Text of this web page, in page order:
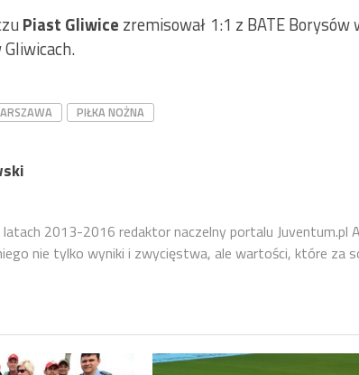
Piast Gliwice zremisował 1:1 z BATE Borysów
PIŁKA NOŻNA
2013-2016 redaktor naczelny portalu Juventum.pl
nie tylko wyniki i zwycięstwa, ale wartości, które za